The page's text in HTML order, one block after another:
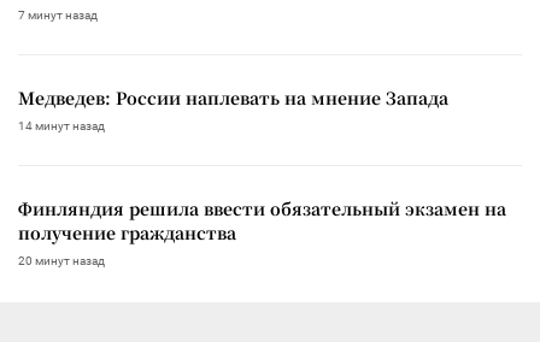
7 минут назад
Медведев: России наплевать на мнение Запада
14 минут назад
Финляндия решила ввести обязательный экзамен на
получение гражданства
20 минут назад